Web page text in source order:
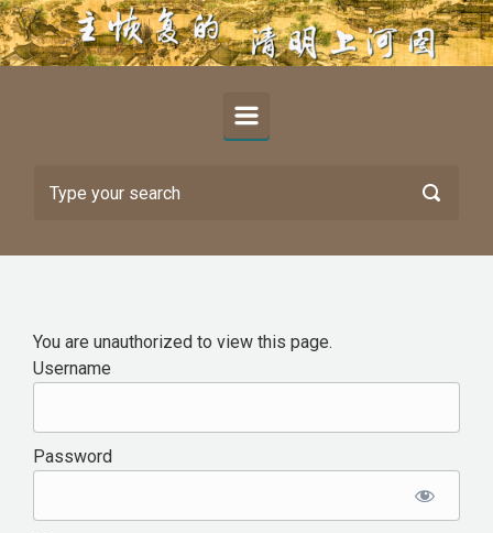
Skip to main content
You are unauthorized to view this page.
Username
Password